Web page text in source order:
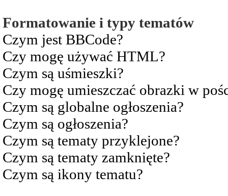
Formatowanie i typy tematów
Czym jest BBCode?
Czy mogę używać HTML?
Czym są uśmieszki?
Czy mogę umieszczać obrazki w
Czym są globalne ogłoszenia?
Czym są ogłoszenia?
Czym są tematy przyklejone?
Czym są tematy zamknięte?
Czym są ikony tematu?